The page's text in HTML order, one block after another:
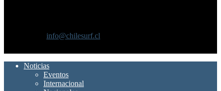
info@chilesurf.cl
Noticias
Eventos
Internacional